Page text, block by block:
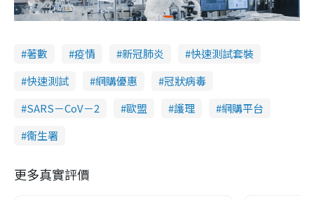
著數 疫情 新冠肺炎
快速測試套裝
快速測試
網購優惠
冠狀病毒
SARS－CoV－2
歐盟 護理
網購平台
衞生署
更多真實評價